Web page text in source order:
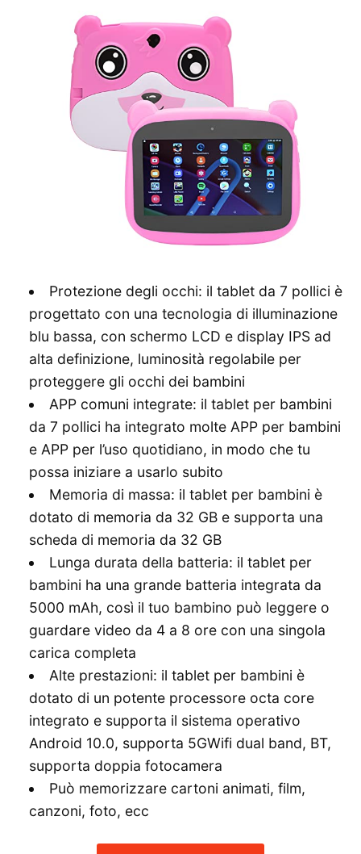
Protezione degli occhi: il tablet da 7 pollici è
progettato con una tecnologia di illuminazione
blu bassa, con schermo LCD e display IPS ad
alta definizione, luminosità regolabile per
proteggere gli occhi dei bambini
APP comuni integrate: il tablet per bambini
da 7 pollici ha integrato molte APP per bambini
e APP per l’uso quotidiano, in modo che tu
possa iniziare a usarlo subito
Memoria di massa: il tablet per bambini è
dotato di memoria da 32 GB e supporta una
scheda di memoria da 32 GB
Lunga durata della batteria: il tablet per
bambini ha una grande batteria integrata da
5000 mAh, così il tuo bambino può leggere o
guardare video da 4 a 8 ore con una singola
carica completa
Alte prestazioni: il tablet per bambini è
dotato di un potente processore octa core
integrato e supporta il sistema operativo
Android 10.0, supporta 5GWifi dual band, BT,
supporta doppia fotocamera
Può memorizzare cartoni animati, film,
canzoni, foto, ecc